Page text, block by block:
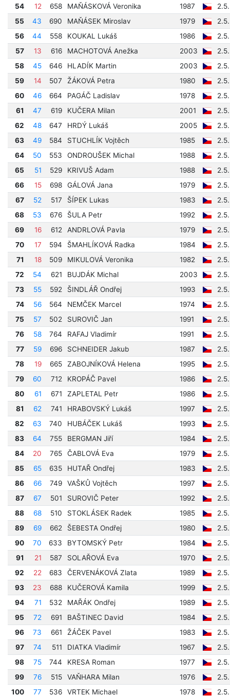
54
12 658 MAŇÁSKOVÁ Veronika 1987
55
43 690 MAŇÁSEK Miroslav 1979
56
44 558 KOUKAL Lukáš 1986
57
13 616 MACHOTOVÁ Anežka 2003
58
45 646 HLADÍK Martin 2003
59
14 507 ŽÁKOVÁ Petra 1980
60
46 664 PAGÁČ Ladislav 1978
61
47 619 KUČERA Milan 2001
62
48 647 HRDÝ Lukáš 2005
63
49 584 STUCHLÍK Vojtěch 1985
64
50 553 ONDROUŠEK Michal 1988
65
51 529 KRIVUŠ Adam 1988
66
15 698 GÁLOVÁ Jana 1979
67
52 517 ŠÍPEK Lukas 1983
68
53 676 ŠULA Petr 1992
69
16 612 ANDRLOVÁ Pavla 1979
70
17 594 ŠMAHLÍKOVÁ Radka 1984
71
18 509 MIKULOVÁ Veronika 1982
72
54 621 BUJDÁK Michal 2003
73
55 592 ŠINDLÁŘ Ondřej 1993
74
56 564 NEMČEK Marcel 1974
75
57 502 SUROVIČ Jan 1991
76
58 764 RAFAJ Vladimír 1991
77
59 696 SCHNEIDER Jakub 1987
78
19 665 ZABOJNÍKOVÁ Helena 1995
79
60 712 KROPÁČ Pavel 1986
80
61 671 ZAPLETAL Petr 1986
81
62 741 HRABOVSKÝ Lukáš 1997
82
63 740 HUBÁČEK Lukáš 1993
83
64 755 BERGMAN Jiří 1984
84
20 765 ČABLOVÁ Eva 1979
85
65 635 HUTAŘ Ondřej 1983
86
66 749 VAŠKŮ Vojtěch 1997
87
67 501 SUROVIČ Peter 1992
88
68 510 STOKLÁSEK Radek 1985
89
69 662 ŠEBESTA Ondřej 1980
90
70 633 BYTOMSKÝ Petr 1984
91
21 587 SOLAŘOVÁ Eva 1970
92
22 683 ČERVENÁKOVÁ Zlata 1989
93
23 688 KUČEROVÁ Kamila 1999
94
71 532 MAŘÁK Ondřej 1989
95
72 691 BAŠTINEC David 1984
96
73 661 ŽÁČEK Pavel 1983
97
74 511 DIATKA Vladimír 1967
98
75 744 KRESA Roman 1977
99
76 515 VAŇHARA Milan 1976
100
77 536 VRTEK Michael 1978